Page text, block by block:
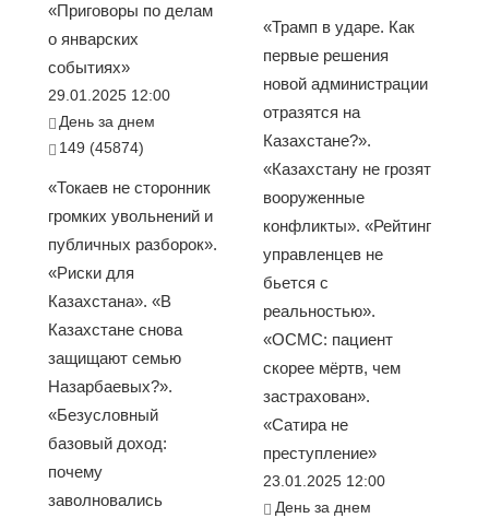
«Приговоры по делам
о январских
событиях»
29.01.2025 12:00
День за днем
149 (45874)
«Токаев не сторонник
громких увольнений и
публичных разборок».
«Риски для
Казахстана». «В
Казахстане снова
защищают семью
Назарбаевых?».
«Безусловный
базовый доход:
почему
заволновались
«Трамп в ударе. Как
первые решения
новой администрации
отразятся на
Казахстане?».
«Казахстану не грозят
вооруженные
конфликты». «Рейтинг
управленцев не
бьется с
реальностью».
«ОСМС: пациент
скорее мёртв, чем
застрахован».
«Сатира не
преступление»
23.01.2025 12:00
День за днем